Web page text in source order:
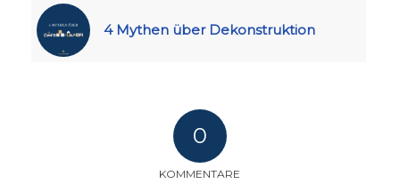
4 Mythen über Dekonstruktion
0
KOMMENTARE